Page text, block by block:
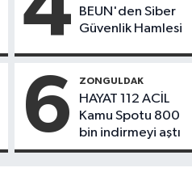
BEUN'den Siber
Güvenlik Hamlesi
6 ZONGULDAK
HAYAT 112 ACİL
Kamu Spotu 800
bin indirmeyi aştı